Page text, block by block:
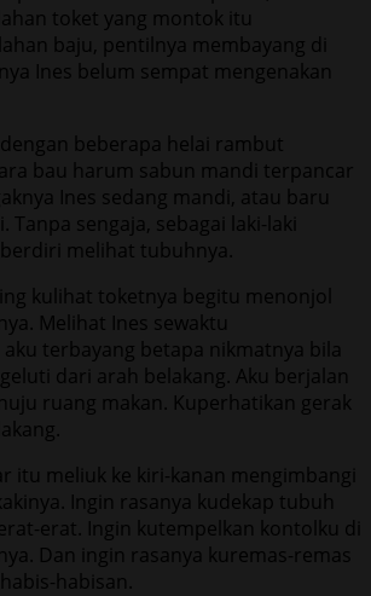
toket yang montok itu
baju, pentilnya membayang di
Ines belum sempat mengenakan
beberapa helai rambut
bau harum sabun mandi terpancar
Ines sedang mandi, atau baru
Tanpa sengaja, sebagai laki-laki
melihat tubuhnya.
kulihat toketnya begitu menonjol
Melihat Ines sewaktu
terbayang betapa nikmatnya bila
dari arah belakang. Aku berjalan
ruang makan. Kuperhatikan gerak
itu meliuk ke kiri-kanan mengimbangi
Ingin rasanya kudekap tubuh
erat. Ingin kutempelkan kontolku di
Dan ingin rasanya kuremas-remas
habisan.